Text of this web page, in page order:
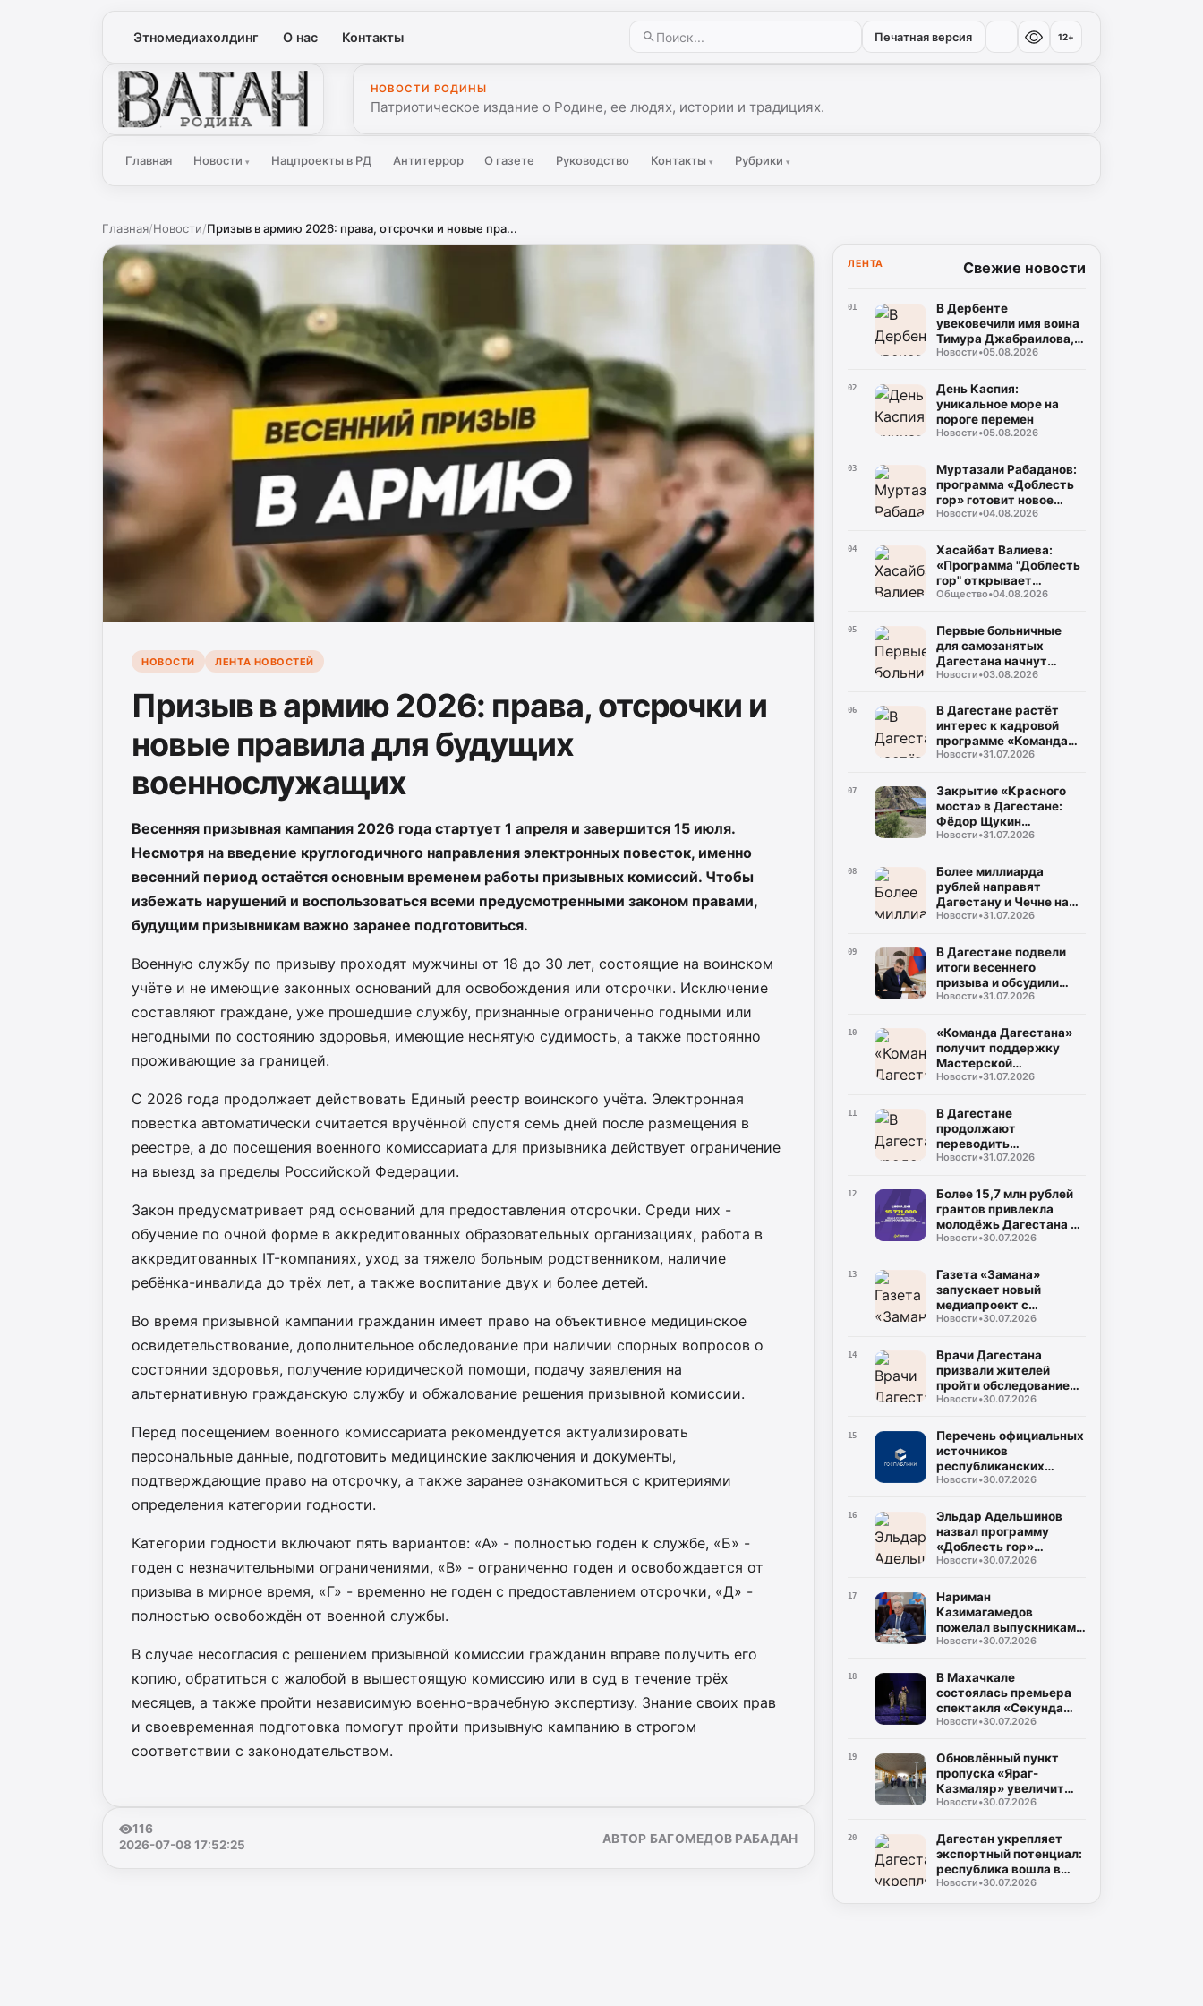
Этномедиахолдинг О нас Контакты Печатная версия 12+
Ватан
НОВОСТИ РОДИНЫ
Патриотическое издание о Родине, ее людях, истории и традициях.
Главная Новости▾ Нацпроекты в РД Антитеррор О газете Руководство Контакты ▾ Рубрики ▾
Главная/Новости/Призыв в армию 2026: права, отсрочки и новые пра...
НОВОСТИ ЛЕНТА НОВОСТЕЙ
Призыв в армию 2026: права, отсрочки и
новые правила для будущих
военнослужащих
Весенняя призывная кампания 2026 года стартует 1 апреля и завершится 15 июля.
Несмотря на введение круглогодичного направления электронных повесток, именно
весенний период остаётся основным временем работы призывных комиссий. Чтобы
избежать нарушений и воспользоваться всеми предусмотренными законом правами,
будущим призывникам важно заранее подготовиться.
Военную службу по призыву проходят мужчины от 18 до 30 лет, состоящие на воинском
учёте и не имеющие законных оснований для освобождения или отсрочки. Исключение
составляют граждане, уже прошедшие службу, признанные ограниченно годными или
негодными по состоянию здоровья, имеющие неснятую судимость, а также постоянно
проживающие за границей.
С 2026 года продолжает действовать Единый реестр воинского учёта. Электронная
повестка автоматически считается вручённой спустя семь дней после размещения в
реестре, а до посещения военного комиссариата для призывника действует ограничение
на выезд за пределы Российской Федерации.
Закон предусматривает ряд оснований для предоставления отсрочки. Среди них -
обучение по очной форме в аккредитованных образовательных организациях, работа в
аккредитованных IT-компаниях, уход за тяжело больным родственником, наличие
ребёнка-инвалида до трёх лет, а также воспитание двух и более детей.
Во время призывной кампании гражданин имеет право на объективное медицинское
освидетельствование, дополнительное обследование при наличии спорных вопросов о
состоянии здоровья, получение юридической помощи, подачу заявления на
альтернативную гражданскую службу и обжалование решения призывной комиссии.
Перед посещением военного комиссариата рекомендуется актуализировать
персональные данные, подготовить медицинские заключения и документы,
подтверждающие право на отсрочку, а также заранее ознакомиться с критериями
определения категории годности.
Категории годности включают пять вариантов: «А» - полностью годен к службе, «Б» -
годен с незначительными ограничениями, «В» - ограниченно годен и освобождается от
призыва в мирное время, «Г» - временно не годен с предоставлением отсрочки, «Д» -
полностью освобождён от военной службы.
В случае несогласия с решением призывной комиссии гражданин вправе получить его
копию, обратиться с жалобой в вышестоящую комиссию или в суд в течение трёх
месяцев, а также пройти независимую военно-врачебную экспертизу. Знание своих прав
и своевременная подготовка помогут пройти призывную кампанию в строгом
соответствии с законодательством.
116
2026-07-08 17:52:25
АВТОР БАГОМЕДОВ РАБАДАН
ЛЕНТА Свежие новости
01
В Дербенте
увековечили имя воина
Тимура Джабраилова,
отдавшего жизнь за
Новости•05.08.2026
02
День Каспия:
уникальное море на
пороге перемен
Новости•05.08.2026
03
Муртазали Рабаданов:
программа «Доблесть
гор» готовит новое
поколение
Дагестана
Новости•04.08.2026
04
Хасайбат Валиева:
«Программа "Доблесть
гор" открывает
участникам СВО новые
служения Дагестану»
Общество•04.08.2026
05
Первые больничные
для самозанятых
Дагестана начнут
выплачивать уже в
Новости•03.08.2026
06
В Дагестане растёт
интерес к кадровой
программе «Команда
Дагестана»
Новости•31.07.2026
07
Закрытие «Красного
моста» в Дагестане:
Фёдор Щукин
потребовал ускорить
Новости•31.07.2026
08
Более миллиарда
рублей направят
Дагестану и Чечне на
помощь пострадавшим
Новости•31.07.2026
09
В Дагестане подвели
итоги весеннего
призыва и обсудили
набор на контрактную
Новости•31.07.2026
10
«Команда Дагестана»
получит поддержку
Мастерской
управления «Сенеж»
Новости•31.07.2026
11
В Дагестане
продолжают
переводить
газопроводы под землю
безопасности
Новости•31.07.2026
12
Более 15,7 млн рублей
грантов привлекла
молодёжь Дагестана в
2026 году
Новости•30.07.2026
13
Газета «Замана»
запускает новый
медиапроект с
участием известных
Новости•30.07.2026
14
Врачи Дагестана
призвали жителей
пройти обследование
на гепатит С во время
Новости•30.07.2026
15
Перечень официальных
источников
республиканских
средств массовой
Новости•30.07.2026
16
Эльдар Адельшинов
назвал программу
«Доблесть гор»
важным ресурсом для
Новости•30.07.2026
17
Нариман
Казимагамедов
пожелал выпускникам
программы «Доблесть
государственной
службе
Новости•30.07.2026
18
В Махачкале
состоялась премьера
спектакля «Секунда
сомнений»,
специальной военной
операции
Новости•30.07.2026
19
Обновлённый пункт
пропуска «Яраг-
Казмаляр» увеличит
грузопоток через
Новости•30.07.2026
20
Дагестан укрепляет
экспортный потенциал:
республика вошла в
число лидеров по
Новости•30.07.2026